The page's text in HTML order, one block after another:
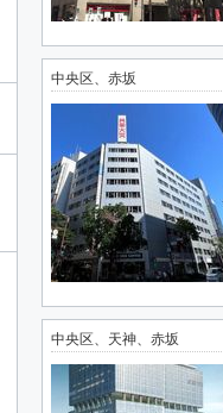
中央区、赤坂
中央区、天神、赤坂